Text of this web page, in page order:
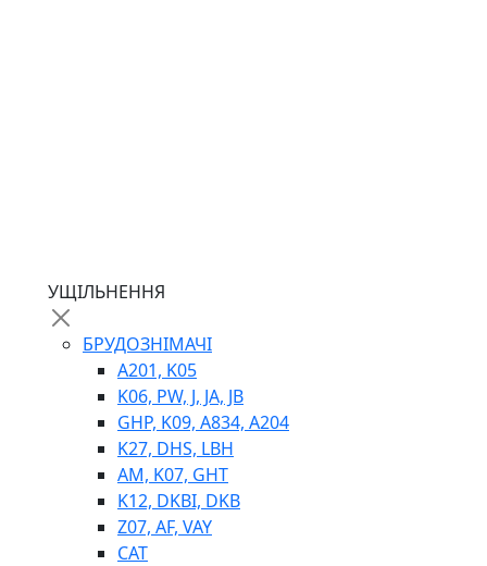
ЛЕБІДКИ
ВТУЛКИ
BIMETAL
УЩІЛЬНЕННЯ
БРУДОЗНІМАЧІ
A201, K05
K06, PW, J, JA, JB
GHP, K09, A834, A204
K27, DHS, LBH
AM, K07, GHT
K12, DKBI, DKB
Z07, AF, VAY
CAT